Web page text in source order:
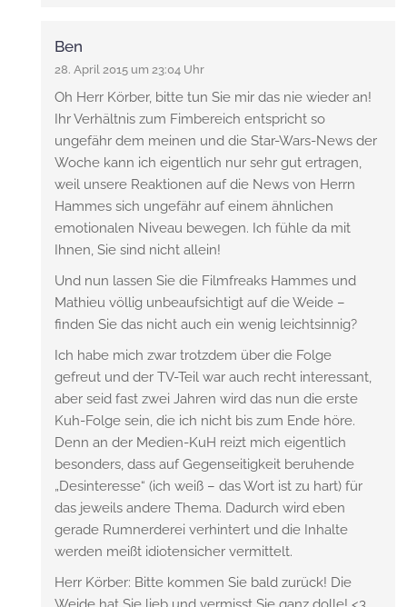
Ben
28. April 2015 um 23:04 Uhr
Oh Herr Körber, bitte tun Sie mir das nie wieder an!
Ihr Verhältnis zum Fimbereich entspricht so
ungefähr dem meinen und die Star-Wars-News der
Woche kann ich eigentlich nur sehr gut ertragen,
weil unsere Reaktionen auf die News von Herrn
Hammes sich ungefähr auf einem ähnlichen
emotionalen Niveau bewegen. Ich fühle da mit
Ihnen, Sie sind nicht allein!
Und nun lassen Sie die Filmfreaks Hammes und
Mathieu völlig unbeaufsichtigt auf die Weide –
finden Sie das nicht auch ein wenig leichtsinnig?
Ich habe mich zwar trotzdem über die Folge
gefreut und der TV-Teil war auch recht interessant,
aber seid fast zwei Jahren wird das nun die erste
Kuh-Folge sein, die ich nicht bis zum Ende höre.
Denn an der Medien-KuH reizt mich eigentlich
besonders, dass auf Gegenseitigkeit beruhende
„Desinteresse“ (ich weiß – das Wort ist zu hart) für
das jeweils andere Thema. Dadurch wird eben
gerade Rumnerderei verhintert und die Inhalte
werden meißt idiotensicher vermittelt.
Herr Körber: Bitte kommen Sie bald zurück! Die